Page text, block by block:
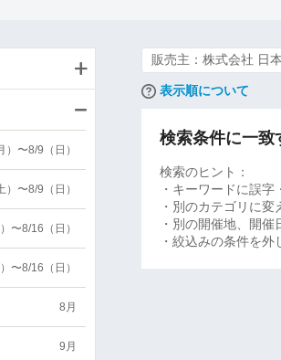
販売主：株式会社 日
表示順について
検索条件に一致
検索のヒント：
・キーワードに誤字
・別のカテゴリに変
・別の開催地、開催
・絞込みの条件を外
）〜8/9（日）
）〜8/9（日）
〜8/16（日）
〜8/16（日）
8月
9月